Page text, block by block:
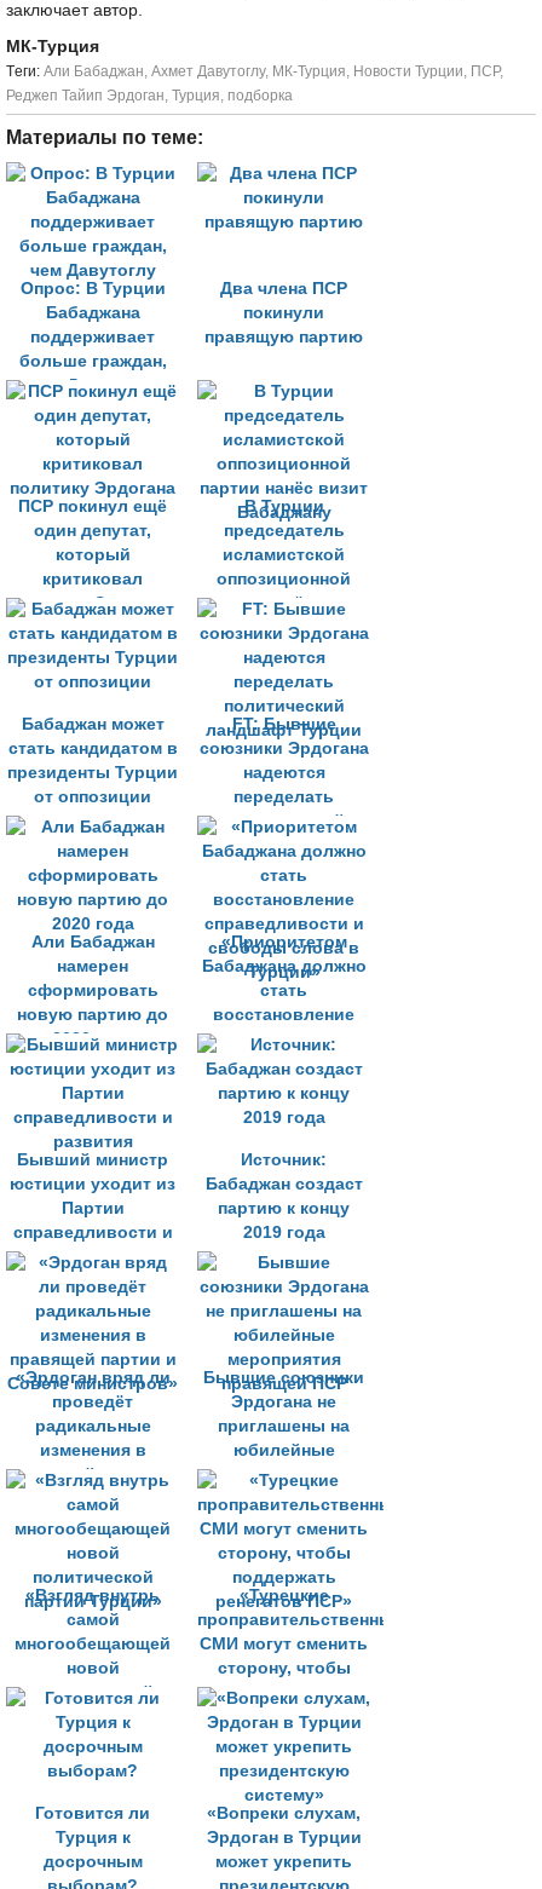
заключает автор.
МК-Турция
Tеги: Али Бабаджан, Ахмет Давутоглу, МК-Турция, Новости Турции, ПСР,
Реджеп Тайип Эрдоган, Турция, подборка
Материалы по теме:
Опрос: В Турции
Бабаджана
поддерживает
больше граждан,
чем Давутоглу
Два члена ПСР
покинули
правящую партию
ПСР покинул ещё
один депутат,
который
критиковал
политику Эрдогана
В Турции
председатель
исламистской
оппозиционной
партии нанёс визит
Бабаджану
Бабаджан может
стать кандидатом в
президенты Турции
от оппозиции
FT: Бывшие
союзники Эрдогана
надеются
переделать
политический
ландшафт Турции
Али Бабаджан
намерен
сформировать
новую партию до
2020 года
«Приоритетом
Бабаджана должно
стать
восстановление
справедливости и
свободы слова в
Турции»
Бывший министр
юстиции уходит из
Партии
справедливости и
развития
Источник:
Бабаджан создаст
партию к концу
2019 года
«Эрдоган вряд ли
проведёт
радикальные
изменения в
правящей партии и
Совете министров»
Бывшие союзники
Эрдогана не
приглашены на
юбилейные
мероприятия
правящей ПСР
«Взгляд внутрь
самой
многообещающей
новой
политической
партии Турции»
«Турецкие
проправительственные
СМИ могут сменить
сторону, чтобы
поддержать
ренегатов ПСР»
Готовится ли
Турция к
досрочным
«Вопреки слухам,
Эрдоган в Турции
может укрепить